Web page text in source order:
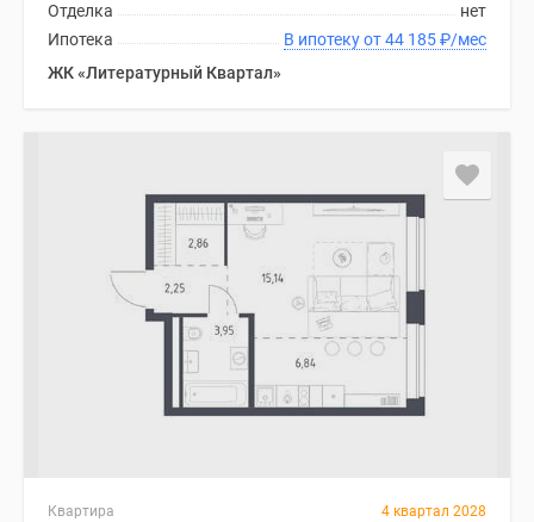
нет
Отделка
В ипотеку от 44 185₽/мес
Ипотека
ЖК «Литературный Квартал»
Квартира 4 квартал 2028